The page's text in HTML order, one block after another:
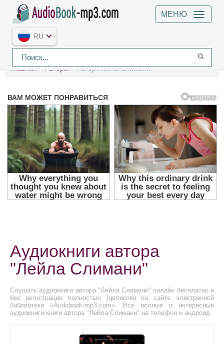
МЕНЮ
RU
Главная Авторы Автор Лейла Слимани
Аудиокниги автора
"Лейла Слимани"
Слушать аудиокниги автора "Лейла Слимани" онлайн бесплатно и
без регистрации полностью (целиком) на сайте электронной
библиотеки «Audobook-mp3.com». Все полные и интересные
аудиокниги книги автора "Лейла Слимани" на телефон и андроид.